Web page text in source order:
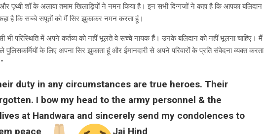
पृथ्वी शॉ के अलावा तमाम खिलाड़ियों ने नमन किया है। इन सभी दिग्गजों ने कहा है कि आपका बलिदान
है कि सच्चे सपूतों को मैं सिर झुकाकर नमन करता हूं।
भी परिस्थिति में अपने कर्तव्य को नहीं भूलते वे सच्चे नायक हैं। उनके बलिदान को नहीं भूलना चाहिए। मैं
के लिए अपना सिर झुकाता हूं और ईमानदारी से अपने परिवारों के प्रति संवेदना व्यक्त करता
duty in any circumstances are true heroes. Their
I bow my head to the army personnel & the
at Handwara and sincerely send my condolences to
peace
Jai Hind